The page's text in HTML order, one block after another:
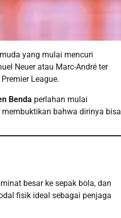
yang mulai mencuri
Neuer atau Marc-André ter
League.
Benda perlahan mulai
membuktikan bahwa dirinya bisa
besar ke sepak bola, dan
fisik ideal sebagai penjaga